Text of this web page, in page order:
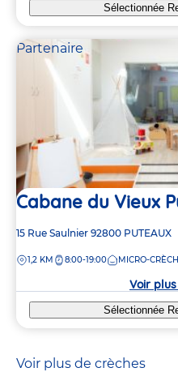
Sélectionnée
Partenaire
Cabane du Vieux
Adresse
la
15 Rue Saulnier 92800 PUTEAUX
DISTANCE
1,2 KM 8:00-19:00 MICRO-
Voir
Sélectionnée
Voir plus de crèches